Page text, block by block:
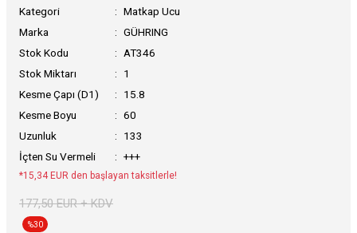
Kategori
Matkap Ucu
Marka
GÜHRING
Stok Kodu
AT346
Stok Miktarı
1
Kesme Çapı (D1)
15.8
Kesme Boyu
60
Uzunluk
133
İçten Su Vermeli
+++
*15,34 EUR den başlayan taksitlerle!
177,50 EUR + KDV
%30